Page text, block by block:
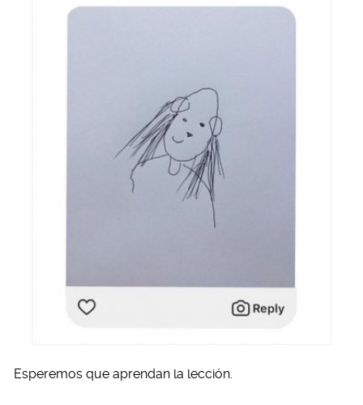
Esperemos que aprendan la lección.